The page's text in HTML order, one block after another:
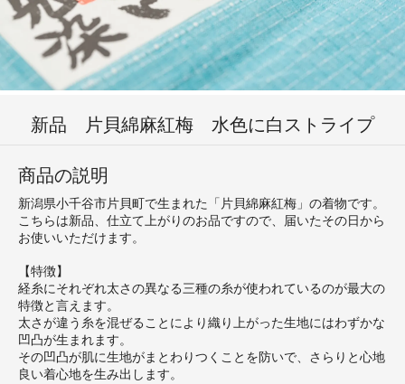
新品 片貝綿麻紅梅 水色に白ストライプ
商品の説明
新潟県小千谷市片貝町で生まれた「片貝綿麻紅梅」の着物です。
こちらは新品、仕立て上がりのお品ですので、届いたその日から
お使いいただけます。
【特徴】
経糸にそれぞれ太さの異なる三種の糸が使われているのが最大の
特徴と言えます。
太さが違う糸を混ぜることにより織り上がった生地にはわずかな
凹凸が生まれます。
その凹凸が肌に生地がまとわりつくことを防いで、さらりと心地
良い着心地を生み出します。